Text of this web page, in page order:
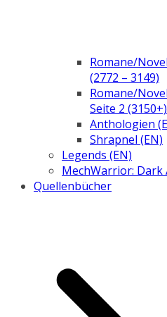
Romane/
(2772 – 3149)
Romane/
Seite 2 (3150+)
Anthologien
Shrapnel (EN)
Legends (EN)
MechWarrior: Dark
Quellenbücher